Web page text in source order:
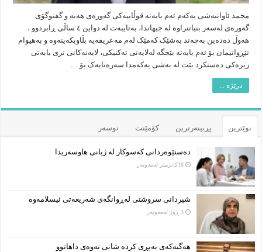
محمد ئاواتبەشی یەکەم ئەم بابەتە قوڵاییەکی گەورەی هەیە و گفتوگۆی
گەورەی لەسەر بنیاتنراوە لە جیهاندا، بەتایبەت لە دواین ٤ ساڵی ڕابردوو ،
هەوڵ دەدەین بەچەند بەشێک کەمێک لەم مەعریفەیە بڵاوبکەینەوە و بەهیوام
تێڕوانیمان بۆ ئەم بابەتە بێجگە لەلایەنی تەکنیکی، لایەنەکانی تری بابەتی
زیرەکی دەستکرد بێت لە بەشی یەکەمدا سەرەتایەک بۆ …
درێژە ...
نوێترین پڕبینەرترین کۆمێنت نوسەر
دەستێوەردانی کەسوکار لە ژیانی هاوسەریدا
18كاتژمێر لەمەوبەر
شیردانی سروشتی لەڕوانگەی شەریعەتی ئیسلامەوە
3 ڕۆژ لەمەوبەر
هەگبەکەی بەپڕی کردە شانی نەوەی داهاتوو